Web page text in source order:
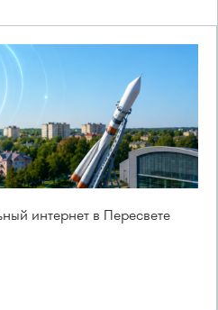
интернет в Пересвете